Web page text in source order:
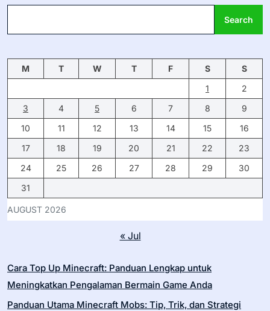
Search
AUGUST 2026
M T W T F S
S
1
2
3
4 5 6 7 8
9
10
11 12 13 14 15
16
17
18 19 20 21 22
23
24
25 26 27 28 29
30
31
« Jul
Cara Top Up Minecraft: Panduan Lengkap untuk
Meningkatkan Pengalaman Bermain Game Anda
Panduan Utama Minecraft Mobs: Tip, Trik, dan Strategi